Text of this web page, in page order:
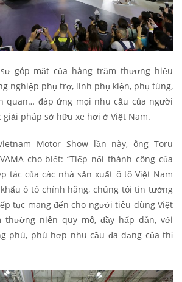
góp mặt của hàng trăm thương hiệu
nghiệp phụ trợ, linh phụ kiện, phụ tùng,
quan… đáp ứng mọi nhu cầu của người
giải pháp sở hữu xe hơi ở Việt Nam.
Motor Show lần này, ông Toru
cho biết: “Tiếp nối thành công của
tác của các nhà sản xuất ô tô Việt Nam
ô tô chính hãng, chúng tôi tin tưởng
tục mang đến cho người tiêu dùng Việt
thường niên quy mô, đầy hấp dẫn, với
phú, phù hợp nhu cầu đa dạng của thị